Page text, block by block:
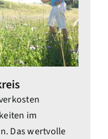
im
Das wertvolle